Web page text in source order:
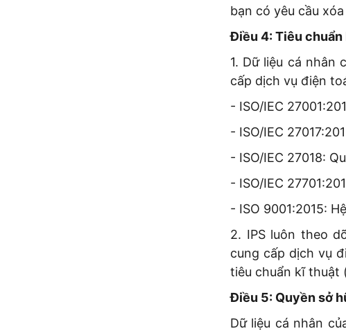
bạn có yêu cầu
Điều 4: Tiêu
1. Dữ liệu cá nhân
cấp dịch vụ điện
- ISO/IEC
- ISO/IEC
- ISO/IEC 27018:
- ISO/IEC
- ISO 9001:2015:
2. IPS luôn theo
cung cấp dịch vụ
tiêu chuẩn kĩ thuật
Điều 5: Quyền sở
Dữ liệu cá nhân